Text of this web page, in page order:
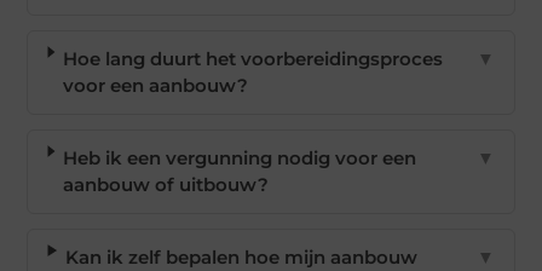
Hoe lang duurt het voorbereidingsproces
voor een aanbouw?
▼
Heb ik een vergunning nodig voor een
aanbouw of uitbouw?
▼
Kan ik zelf bepalen hoe mijn aanbouw
▼